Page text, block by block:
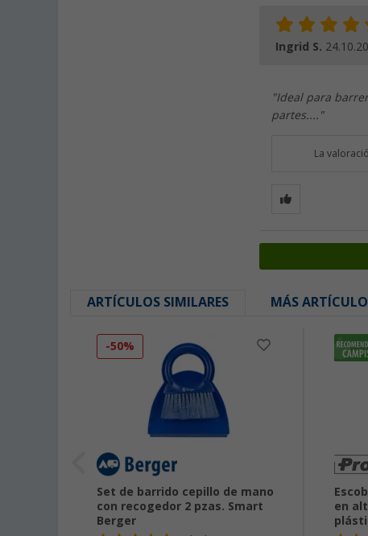
Ingrid S.
"Ideal para
partes...."
La
ARTÍCULOS SIMILARES MÁS
-50%
Set de barrido cepillo de mano
con recogedor 2 pzas. Smart
Berger
en